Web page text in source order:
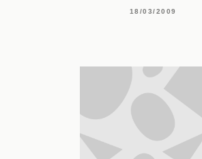
18/03/2009